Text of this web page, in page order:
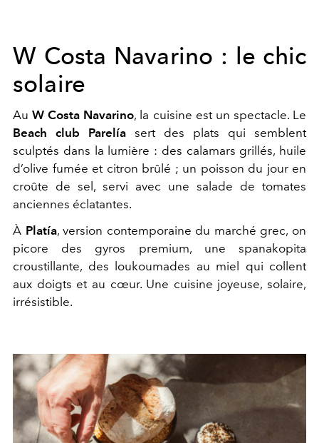
W Costa Navarino : le chic
solaire
AuW Costa Navarino, la cuisine est un spectacle. Le
Beach club Parelía sert des plats qui semblent
sculptés dans la lumière : des calamars grillés, huile
d’olive fumée et citron brûlé ; un poisson du jour en
croûte de sel, servi avec une salade de tomates
anciennes éclatantes.
À Platía, version contemporaine du marché grec, on
picore des gyros premium, une spanakopita
croustillante, des loukoumades au miel qui collent
aux doigts et au cœur. Une cuisine joyeuse, solaire,
irrésistible.